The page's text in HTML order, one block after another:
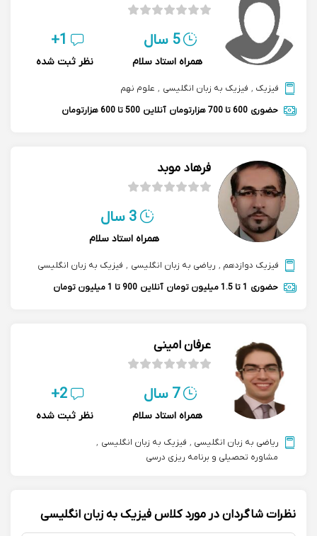
5 سال
همراه استاد سلام
1+
نظر ثبت شده
فیزیک , فیزیک به زبان انگلیسی , علوم نهم
حضوری 600 تا 700 هزارتومان آنلاین 500 تا 600 هزارتومان
فرهاد موبد
3 سال
همراه استاد سلام
فیزیک دوازدهم , ریاضی به زبان انگلیسی , فیزیک به زبان انگلیسی
حضوری 1 تا 1.5 میلیون تومان آنلاین 900 تا 1 میلیون تومان
عرفان امینی
7 سال
همراه استاد سلام
2+
نظر ثبت شده
ریاضی به زبان انگلیسی , فیزیک به زبان انگلیسی ,
مشاوره تحصیلی و برنامه ریزی درسی
نظرات شاگردان در مورد کلاس فیزیک به زبان انگلیسی